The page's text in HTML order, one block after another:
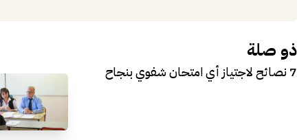
ذو صلة
7 نصائح لاجتياز أي امتحان شفوي بنجاح